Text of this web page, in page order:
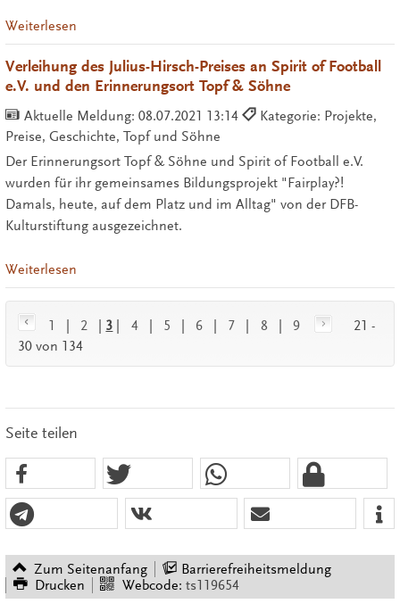
Weiterlesen
Verleihung des Julius-Hirsch-Preises an Spirit of Football
e.V. und den Erinnerungsort Topf & Söhne
Aktuelle Meldung: 08.07.2021 13:14
Kategorie: Projekte,
Preise, Geschichte, Topf und Söhne
Der Erinnerungsort Topf & Söhne und Spirit of Football e.V.
wurden für ihr gemeinsames Bildungsprojekt "Fairplay?!
Damals, heute, auf dem Platz und im Alltag" von der DFB-
Kulturstiftung ausgezeichnet.
Weiterlesen
1 2 3 4 5 6 7 8 9
21 -
30 von 134
Seite teilen
Zum Seitenanfang
Barrierefreiheitsmeldung
Drucken
Webcode: ts119654